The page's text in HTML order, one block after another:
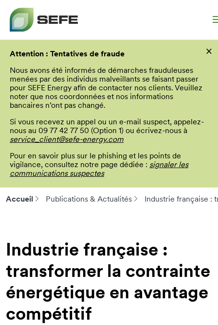
principal
Attention : Tentatives de fraude
Nous avons été informés de démarches frauduleuses
menées par des individus malveillants se faisant passer
pour SEFE Energy afin de contacter nos clients. Veuillez
noter que nos coordonnées et nos informations
bancaires n’ont pas changé.
Si vous recevez un appel ou un e-mail suspect, appelez-
nous au 09 77 42 77 50 (Option 1) ou écrivez-nous à
service_client@sefe-energy.com
Pour en savoir plus sur le phishing et les points de
vigilance, consultez notre page dédiée : signaler les
communications suspectes
×
Accueil Publications & Actualités Industrie française :
Industrie française :
transformer la contrainte
énergétique en avantage
compétitif